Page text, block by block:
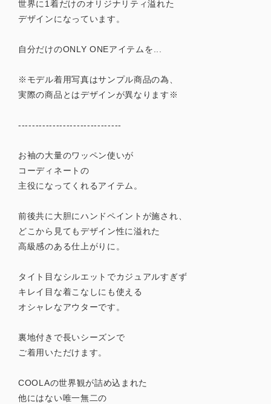
世界に1着だけのオリジナリティ溢れた
デザインになっています。
自分だけのONLY ONEアイテムを...
※モデル着用写真はサンプル商品の為、
実際の商品とはデザインが異なります※
------------------------------
お袖の大量のワッペン使いが
コーディネートの
主役になってくれるアイテム。
前後共に大胆にハンドペイントが施され、
どこから見てもデザイン性に溢れた
高級感のある仕上がりに。
タイト目なシルエットでカジュアルすぎず
キレイ目な着こなしにも使える
オシャレなアウターです。
裏地付きで長いシーズンで
ご着用いただけます。
COOLAの世界観が詰め込まれた
他にはない唯一無二の